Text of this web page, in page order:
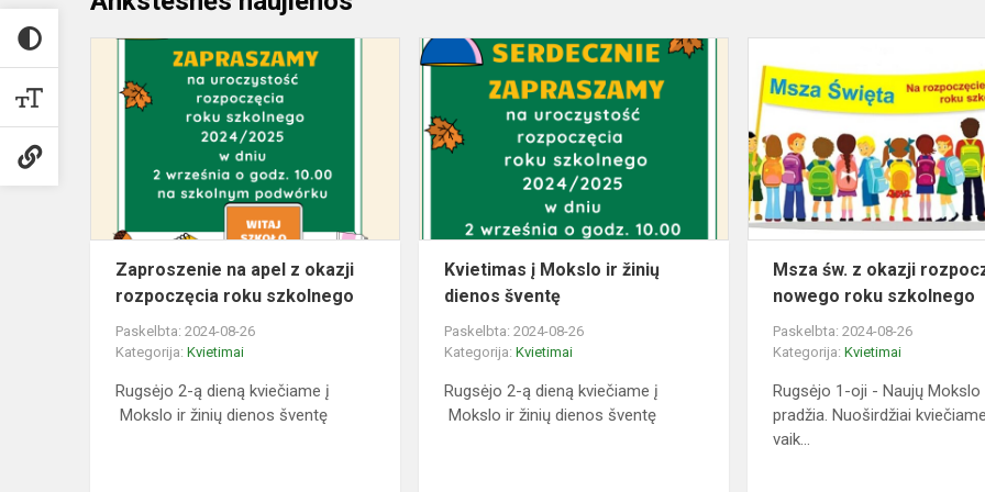
Zaproszenie
okazji
szkolnego
Zaproszenie na apel z okazji
rozpoczęcia roku szkolnego
Paskelbta: 2024-08-26
Kategorija: Kvietimai
Rugsėjo 2-ą dieną kviečiame į
Mokslo ir žinių dienos šventę
Mokslo
žinių
dienos
šventę
Kvietimas į Mokslo ir žinių
dienos šventę
Paskelbta: 2024-08-26
Kategorija:Kvietimai
Rugsėjo 2-ą dieną kviečiame į
Mokslo ir žinių dienos šventę
Msza św. z okazji
nowego roku szkolnego
Paskelbta: 2024-08-26
Kategorija:Kvietimai
Rugsėjo 1-oji - Naujų
pradžia. Nuoširdžiai
vaik...